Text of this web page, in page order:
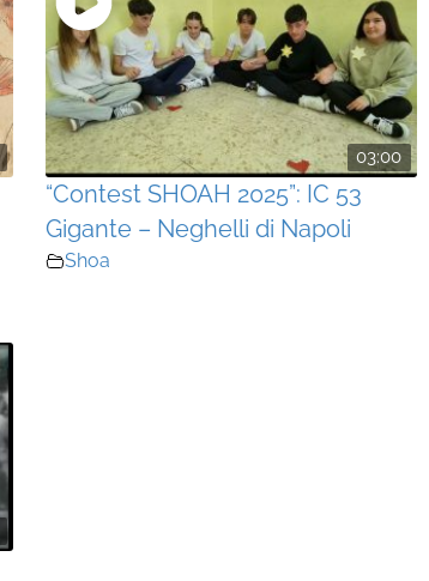
03:00
“Contest SHOAH 2025”: IC 53
Gigante – Neghelli di Napoli
Shoa